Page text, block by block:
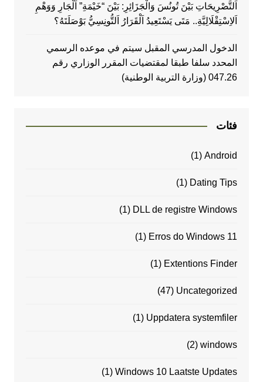
اَلتَّصْرِيحَاتِ بَيْنَ تُونُسَ وَالْجَزَائِرِ: بَيْنَ “خَيْمَةِ” اَلْجَارِ وَوَهْمِ
اَلاِسْتِقْلَالِيَّةِ.. مَتَى يَسْتَعِيدُ اَلْقَرَارُ اَلتُّونِسِيُّ بَوْصَلَتَهُ؟
الدخول المدرسي المقبل سیتم في موعده الرسمي
المحدد سلفا طبقا لمقتضیات المقرر الوزاري رقم
047.26 (وزارة التربية الوطنية)
فئات
Android
(1)
Dating Tips
(1)
DLL de registre Windows
(1)
Erros do Windows 11
(1)
Extentions Finder
(1)
Uncategorized
(47)
Uppdatera systemfiler
(1)
windows
(2)
Windows 10 Laatste Updates
(1)